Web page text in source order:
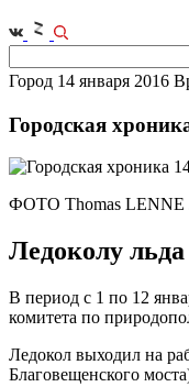
Город 14 января 2016
Городская
ФОТО Thomas LENNE /
Ледоколу льда
В период с 1 по 12
комитета по
Ледокол выходил на
Благовещенского